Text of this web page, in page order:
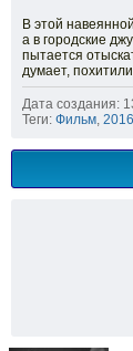
В этой
а в городские
пытается
думает,
Дата создания:
Теги: Фильм, 2016